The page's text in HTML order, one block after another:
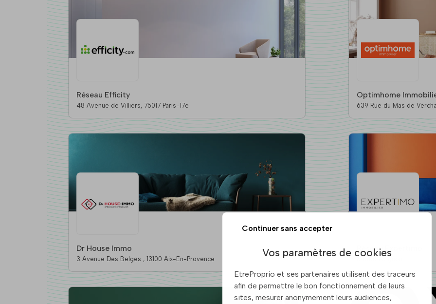
Réseau Efficity
48 Avenue de Villiers, 75017 Paris-17e
Optimhome
639 Rue du Mas de Verchant -
Dr House Immo
3 Avenue Des Belges , 13100 Aix-En-Provence
Réseau Expertimo
Continuer sans accepter
Vos paramètres de cookies
EtreProprio et ses partenaires utilisent des traceurs
afin de permettre le bon fonctionnement de leurs
sites, mesurer anonymement leurs audiences,